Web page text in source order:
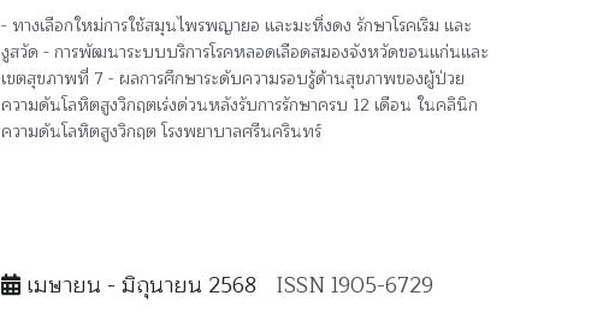
- ทางเลือกใหม่การใช้สมุนไพรพญายอ และมะหิ่งดง รักษาโรคเริม และ
งูสวัด - การพัฒนาระบบบริการโรคหลอดเลือดสมองจังหวัดขอนแก่นและ
เขตสุขภาพที่ 7 - ผลการศึกษาระดับความรอบรู้ด้านสุขภาพของผู้ป่วย
ความดันโลหิตสูงวิกฤตเร่งด่วนหลังรับการรักษาครบ 12 เดือน ในคลินิก
ความดันโลหิตสูงวิกฤต โรงพยาบาลศรีนครินทร์
เมษายน - มิถุนายน 2568 ISSN 1905-6729